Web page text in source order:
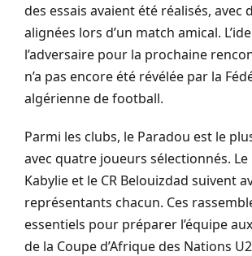
des essais avaient été réalisés, avec
alignées lors d’un match amical.
l’adversaire pour la prochaine
n’a pas encore été révélée par la
algérienne de football.
Parmi les clubs, le Paradou est le
avec quatre joueurs sélectionnés. Le
Kabylie et le CR Belouizdad suivent
représentants chacun. Ces
essentiels pour préparer l’équipe
de la Coupe d’Afrique des Nations